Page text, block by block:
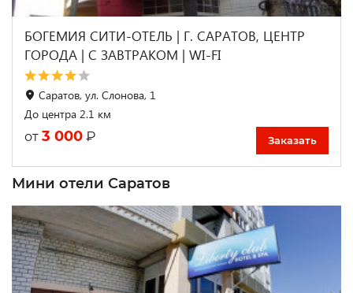
БОГЕМИЯ СИТИ-ОТЕЛЬ | Г. САРАТОВ, ЦЕНТР
ГОРОДА | С ЗАВТРАКОМ | WI-FI
Саратов, ул. Слонова, 1
До центра 2.1 км
от 3 000 ₽ Заказать
Мини отели Саратов